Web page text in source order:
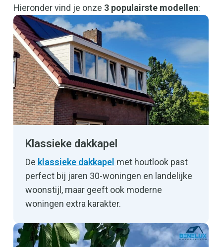
Hieronder vind je onze 3 populairste modellen:
Klassieke dakkapel
De klassieke dakkapel met houtlook past
perfect bij jaren 30-woningen en landelijke
woonstijl, maar geeft ook moderne
woningen extra karakter.